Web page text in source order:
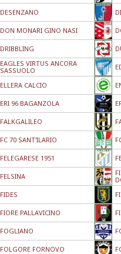
DESENZANO
DON MONARI GINO NASI
DRIBBLING
EAGLES VIRTUS ANCORA
SASSUOLO
ELLERA CALCIO
ERI 96 BAGANZOLA
FALKGALILEO
FC 70 SANT'ILARIO
FELEGARESE 1951
FELSINA
FIDES
FIORE PALLAVICINO
FOGLIANO
FOLGORE FORNOVO